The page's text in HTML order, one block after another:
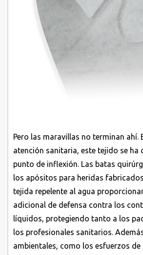
Pero las maravillas no terminan ahí.
atención sanitaria, este tejido se ha
punto de inflexión. Las batas
los apósitos para heridas
tejida repelente al agua
adicional de defensa contra los
líquidos, protegiendo tanto a los
los profesionales sanitarios.
ambientales, como los esfuerzos de